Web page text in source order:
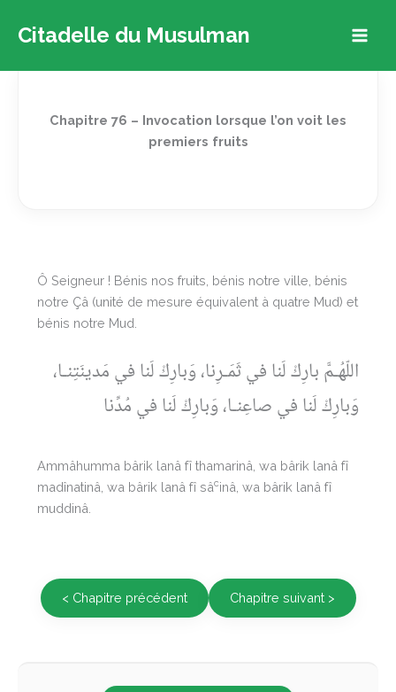
Citadelle du Musulman
Chapitre 76 – Invocation lorsque l’on voit les
premiers fruits
Ô Seigneur ! Bénis nos fruits, bénis notre ville, bénis
notre Çâ (unité de mesure équivalent à quatre Mud) et
bénis notre Mud.
اللّهُـمَّ بارِكْ لَنا في ثَمَـرِنا، وَبارِكْ لَنا في مَدينَتِنـا،
وَبارِكْ لَنا في صاعِنـا، وَبارِكْ لَنا في مُدِّنا
Ammâhumma bârik lanâ fî thamarinâ, wa bârik lanâ fî
madînatinâ, wa bârik lanâ fî sâcinâ, wa bârik lanâ fî
muddinâ.
< Chapitre précédent Chapitre suivant >